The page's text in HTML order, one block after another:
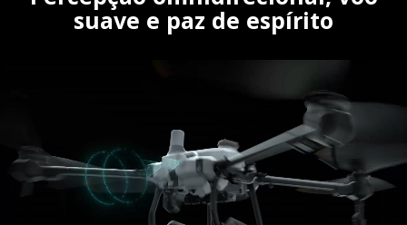
suave e paz de espírito